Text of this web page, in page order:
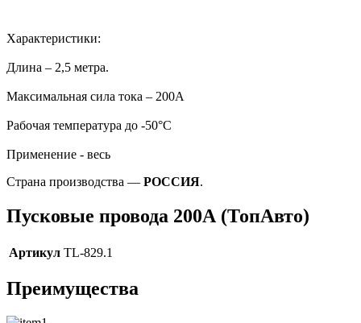
Характеристики:
Длина – 2,5 метра.
Максимальная сила тока – 200А
Рабочая температура до -50°C
Применение - весь
Страна производства — РОССИЯ.
Пусковые провода 200А (ТопАвто)
Артикул TL-829.1
Преимущества